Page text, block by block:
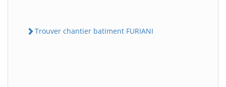
Trouver chantier batiment FURIANI